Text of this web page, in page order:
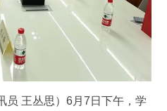
员 王丛思）6月7日下午，学